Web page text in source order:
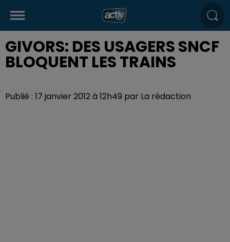
GIVORS: DES USAGERS SNCF
BLOQUENT LES TRAINS
Publié : 17 janvier 2012 à 12h49 par La rédaction